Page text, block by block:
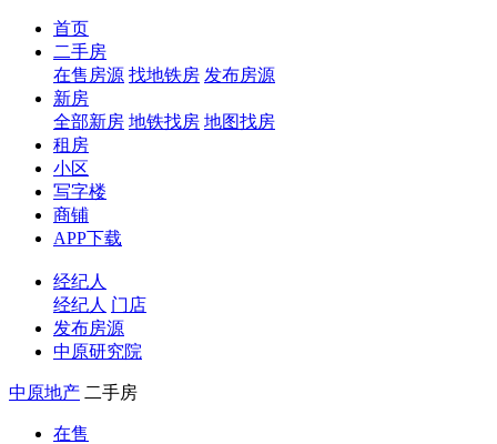
首页
二手房
在售房源 找地铁房 发布房源
新房
全部新房 地铁找房 地图找房
租房
小区
写字楼
商铺
APP下载
经纪人
经纪人 门店
发布房源
中原研究院
中原地产 二手房
在售